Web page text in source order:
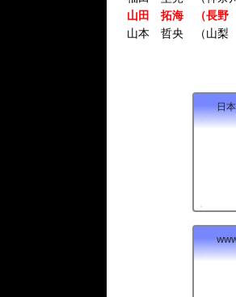
山田 拓海 （長野
山本 哲央 （山梨
日